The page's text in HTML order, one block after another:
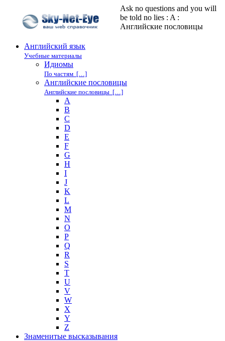
Ask no questions and you will
be told no lies : A :
Английские пословицы
Английский язык
Учебные материалы
Идиомы
По частям […]
Английские пословицы
Английские пословицы […]
A
B
C
D
E
F
G
H
I
J
K
L
M
N
O
P
Q
R
S
T
U
V
W
X
Y
Z
Знаменитые высказывания